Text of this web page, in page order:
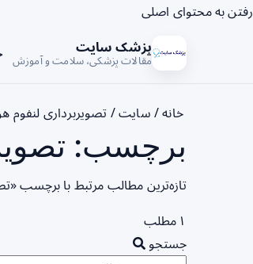
رفتن به محتوای اصلی
پزشک سایت
مقالات پزشکی، سلامت و آموزش
خانه/ سایت/ تصویربرداری لنفوم
برچسب:
تازه‌ترین مطالب مرتبط با برچسب
۱ مطلب
جستجو